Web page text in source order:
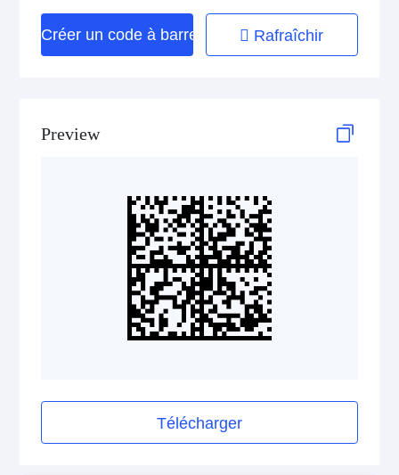
GS1 Digital Link Data Matrix
Créer un code à barres Rafraîchir
Preview
Télécharger